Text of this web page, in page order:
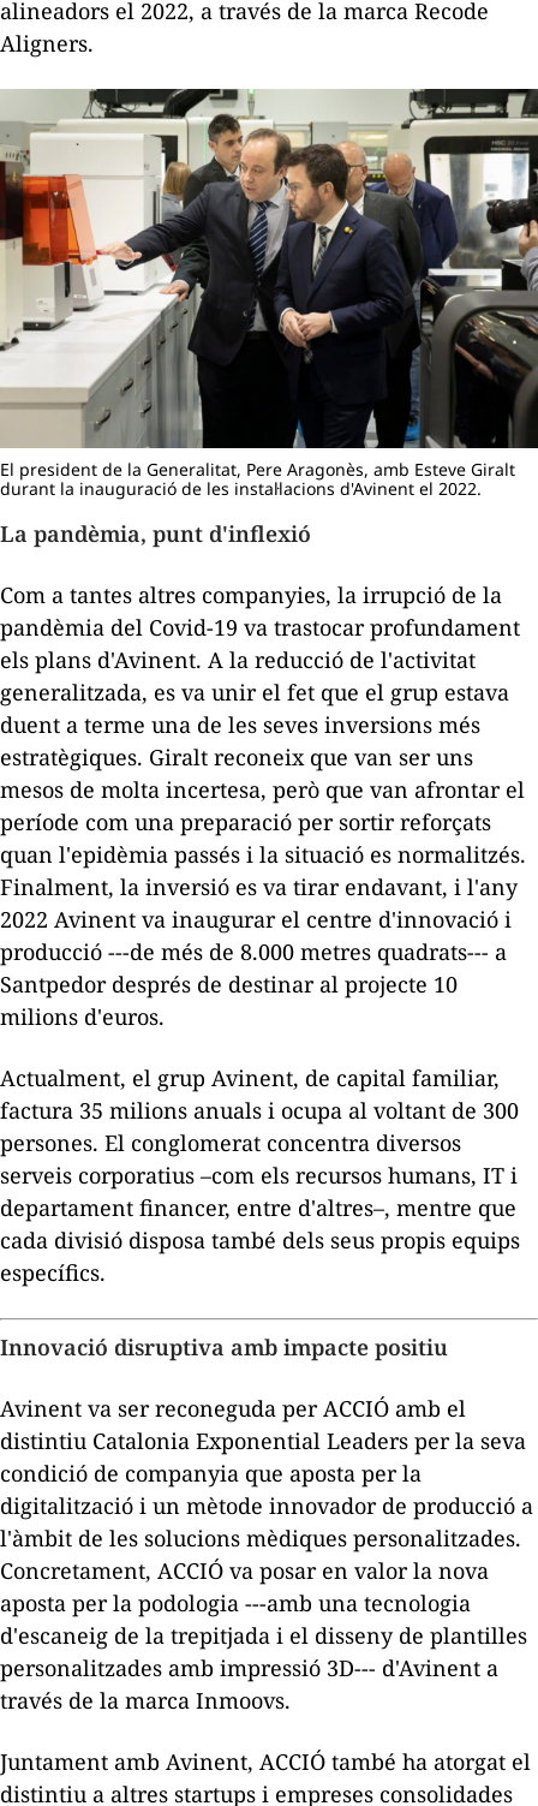
alineadors el 2022, a través de la marca Recode
Aligners.
El president de la Generalitat, Pere Aragonès, amb Esteve Giralt
durant la inauguració de les instal·lacions d'Avinent el 2022.
La pandèmia, punt d'inflexió
Com a tantes altres companyies, la irrupció de la
pandèmia del Covid-19 va trastocar profundament
els plans d'Avinent. A la reducció de l'activitat
generalitzada, es va unir el fet que el grup estava
duent a terme una de les seves inversions més
estratègiques. Giralt reconeix que van ser uns
mesos de molta incertesa, però que van afrontar el
període com una preparació per sortir reforçats
quan l'epidèmia passés i la situació es normalitzés.
Finalment, la inversió es va tirar endavant, i l'any
2022 Avinent va inaugurar el centre d'innovació i
producció ---de més de 8.000 metres quadrats--- a
Santpedor després de destinar al projecte 10
milions d'euros.
Actualment, el grup Avinent, de capital familiar,
factura 35 milions anuals i ocupa al voltant de 300
persones. El conglomerat concentra diversos
serveis corporatius –com els recursos humans, IT i
departament financer, entre d'altres–, mentre que
cada divisió disposa també dels seus propis equips
específics.
Innovació disruptiva amb impacte positiu
Avinent va ser reconeguda per ACCIÓ amb el
distintiu Catalonia Exponential Leaders per la seva
condició de companyia que aposta per la
digitalització i un mètode innovador de producció a
l'àmbit de les solucions mèdiques personalitzades.
Concretament, ACCIÓ va posar en valor la nova
aposta per la podologia ---amb una tecnologia
d'escaneig de la trepitjada i el disseny de plantilles
personalitzades amb impressió 3D--- d'Avinent a
través de la marca Inmoovs.
Juntament amb Avinent, ACCIÓ també ha atorgat el
distintiu a altres startups i empreses consolidades